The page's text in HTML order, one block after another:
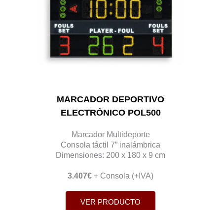
MARCADOR DEPORTIVO
ELECTRÓNICO POL500
Marcador Multideporte
Consola táctil 7” inalámbrica
Dimensiones: 200 x 180 x 9 cm
3.407€ + Consola (+IVA)
VER PRODUCTO